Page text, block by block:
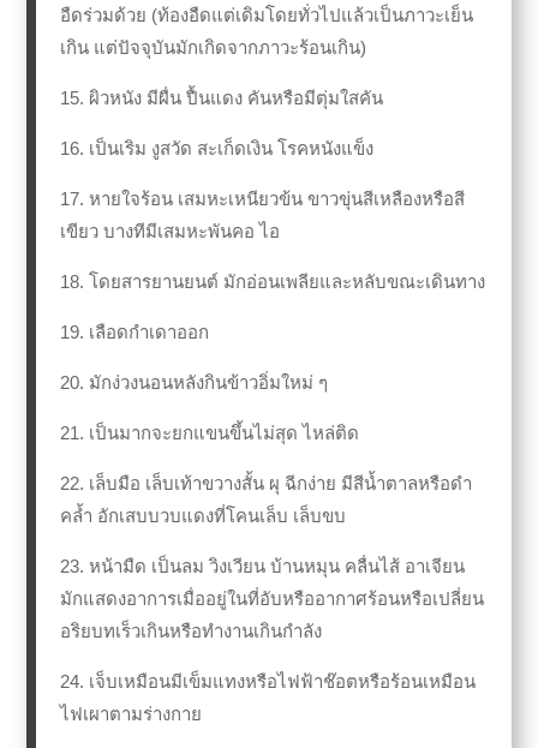
อืดร่วมด้วย (ท้องอืดแต่เดิมโดยทั่วไปแล้วเป็นภาวะเย็น
เกิน แต่ปัจจุบันมักเกิดจากภาวะร้อนเกิน)
15. ผิวหนัง มีผื่น ปื้นแดง คันหรือมีตุ่มใสคัน
16. เป็นเริม งูสวัด สะเก็ดเงิน โรคหนังแข็ง
17. หายใจร้อน เสมหะเหนียวข้น ขาวขุ่นสีเหลืองหรือสี
เขียว บางทีมีเสมหะพันคอ ไอ
18. โดยสารยานยนต์ มักอ่อนเพลียและหลับขณะเดินทาง
19. เลือดกำเดาออก
20. มักง่วงนอนหลังกินข้าวอิ่มใหม่ ๆ
21. เป็นมากจะยกแขนขึ้นไม่สุด ไหล่ติด
22. เล็บมือ เล็บเท้าขวางสั้น ผุ ฉีกง่าย มีสีน้ำตาลหรือดำ
คล้ำ อักเสบบวบแดงที่โคนเล็บ เล็บขบ
23. หน้ามืด เป็นลม วิงเวียน บ้านหมุน คลื่นไส้ อาเจียน
มักแสดงอาการเมื่ออยู่ในที่อับหรืออากาศร้อนหรือเปลี่ยน
อริยบทเร็วเกินหรือทำงานเกินกำลัง
24. เจ็บเหมือนมีเข็มแทงหรือไฟฟ้าช๊อตหรือร้อนเหมือน
ไฟเผาตามร่างกาย